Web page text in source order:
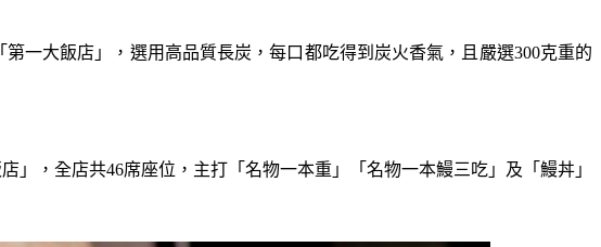
一大飯店」，選用高品質長炭，每口都吃得到炭火香氣，且嚴選300克重的
，全店共46席座位，主打「名物一本重」「名物一本鰻三吃」及「鰻丼」